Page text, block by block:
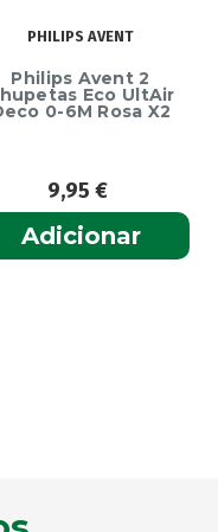
PHILIPS AVENT
Philips Avent 2
Eco UltAir
0-6M Rosa X2
9,95€
Adicionar